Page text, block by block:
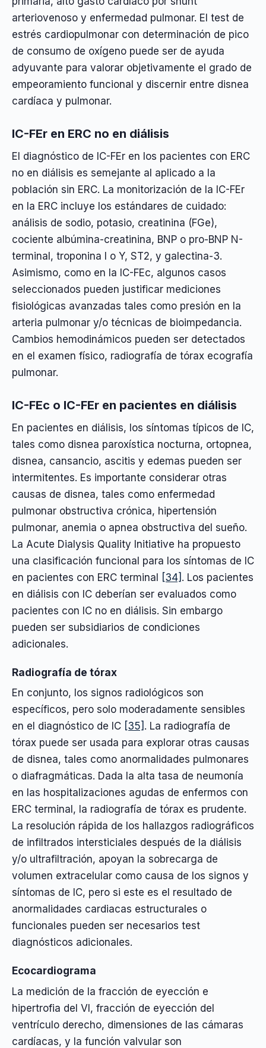
arteriovenoso y enfermedad pulmonar. El test de
estrés cardiopulmonar con determinación de pico
de consumo de oxígeno puede ser de ayuda
adyuvante para valorar objetivamente el grado de
empeoramiento funcional y discernir entre disnea
cardíaca y pulmonar.
IC-FEr en ERC no en diálisis
El diagnóstico de IC-FEr en los pacientes con ERC
no en diálisis es semejante al aplicado a la
población sin ERC. La monitorización de la IC-FEr
en la ERC incluye los estándares de cuidado:
análisis de sodio, potasio, creatinina (FGe),
cociente albúmina-creatinina, BNP o pro-BNP N-
terminal, troponina I o Y, ST2, y galectina-3.
Asimismo, como en la IC-FEc, algunos casos
seleccionados pueden justificar mediciones
fisiológicas avanzadas tales como presión en la
arteria pulmonar y/o técnicas de bioimpedancia.
Cambios hemodinámicos pueden ser detectados
en el examen físico, radiografía de tórax ecografía
pulmonar.
IC-FEc o IC-FEr en pacientes en diálisis
En pacientes en diálisis, los síntomas típicos de IC,
tales como disnea paroxística nocturna, ortopnea,
disnea, cansancio, ascitis y edemas pueden ser
intermitentes. Es importante considerar otras
causas de disnea, tales como enfermedad
pulmonar obstructiva crónica, hipertensión
pulmonar, anemia o apnea obstructiva del sueño.
La Acute Dialysis Quality Initiative ha propuesto
una clasificación funcional para los síntomas de IC
en pacientes con ERC terminal [34] . Los pacientes
en diálisis con IC deberían ser evaluados como
pacientes con IC no en diálisis. Sin embargo
pueden ser subsidiarios de condiciones
adicionales.
Radiografía de tórax
En conjunto, los signos radiológicos son
específicos, pero solo moderadamente sensibles
en el diagnóstico de IC [35] . La radiografía de
tórax puede ser usada para explorar otras causas
de disnea, tales como anormalidades pulmonares
o diafragmáticas. Dada la alta tasa de neumonía
en las hospitalizaciones agudas de enfermos con
ERC terminal, la radiografía de tórax es prudente.
La resolución rápida de los hallazgos radiográficos
de infiltrados intersticiales después de la diálisis
y/o ultrafiltración, apoyan la sobrecarga de
volumen extracelular como causa de los signos y
síntomas de IC, pero si este es el resultado de
anormalidades cardiacas estructurales o
funcionales pueden ser necesarios test
diagnósticos adicionales.
Ecocardiograma
La medición de la fracción de eyección e
hipertrofia del VI, fracción de eyección del
ventrículo derecho, dimensiones de las cámaras
cardíacas, y la función valvular son